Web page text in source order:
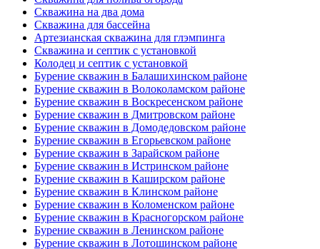
Скважина на два дома
Скважина для бассейна
Артезианская скважина для глэмпинга
Скважина и септик с установкой
Колодец и септик с установкой
Бурение скважин в Балашихинском районе
Бурение скважин в Волоколамском районе
Бурение скважин в Воскресенском районе
Бурение скважин в Дмитровском районе
Бурение скважин в Домодедовском районе
Бурение скважин в Егорьевском районе
Бурение скважин в Зарайском районе
Бурение скважин в Истринском районе
Бурение скважин в Каширском районе
Бурение скважин в Клинском районе
Бурение скважин в Коломенском районе
Бурение скважин в Красногорском районе
Бурение скважин в Ленинском районе
Бурение скважин в Лотошинском районе